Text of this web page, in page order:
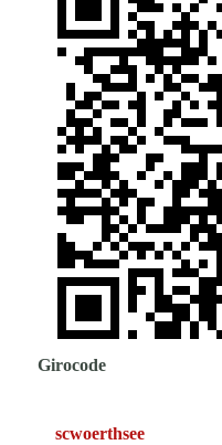
Girocode
scwoerthsee